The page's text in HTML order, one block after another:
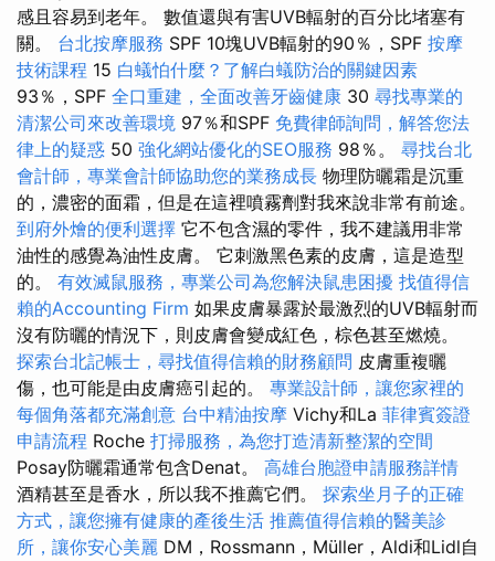
感且容易到老年。 數值還與有害UVB輻射的百分比堵塞有
關。 台北按摩服務 SPF 10塊UVB輻射的90％，SPF 按摩
技術課程 15 白蟻怕什麼？了解白蟻防治的關鍵因素
93％，SPF 全口重建，全面改善牙齒健康 30 尋找專業的
清潔公司來改善環境 97％和SPF 免費律師詢問，解答您法
律上的疑惑 50 強化網站優化的SEO服務 98％。 尋找台北
會計師，專業會計師協助您的業務成長 物理防曬霜是沉重
的，濃密的面霜，但是在這裡噴霧劑對我來說非常有前途。
到府外燴的便利選擇 它不包含濕的零件，我不建議用非常
油性的感覺為油性皮膚。 它刺激黑色素的皮膚，這是造型
的。 有效滅鼠服務，專業公司為您解決鼠患困擾 找值得信
賴的Accounting Firm 如果皮膚暴露於最激烈的UVB輻射而
沒有防曬的情況下，則皮膚會變成紅色，棕色甚至燃燒。
探索台北記帳士，尋找值得信賴的財務顧問 皮膚重複曬
傷，也可能是由皮膚癌引起的。 專業設計師，讓您家裡的
每個角落都充滿創意 台中精油按摩 Vichy和La 菲律賓簽證
申請流程 Roche 打掃服務，為您打造清新整潔的空間
Posay防曬霜通常包含Denat。 高雄台胞證申請服務詳情
酒精甚至是香水，所以我不推薦它們。 探索坐月子的正確
方式，讓您擁有健康的產後生活 推薦值得信賴的醫美診
所，讓你安心美麗 DM，Rossmann，Müller，Aldi和Lidl自